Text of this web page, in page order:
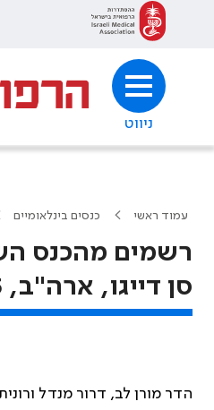
ניווט
עמוד ראשי כנסים בינלאומיים
רשמים מהכנס
סן דייגו, ארה"ב, 28-25 באפריל 2015
הדר מורן לב, דרור מנדל